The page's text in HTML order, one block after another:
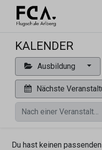
KALENDER
Ausbildung
Nächste
Du hast keinen